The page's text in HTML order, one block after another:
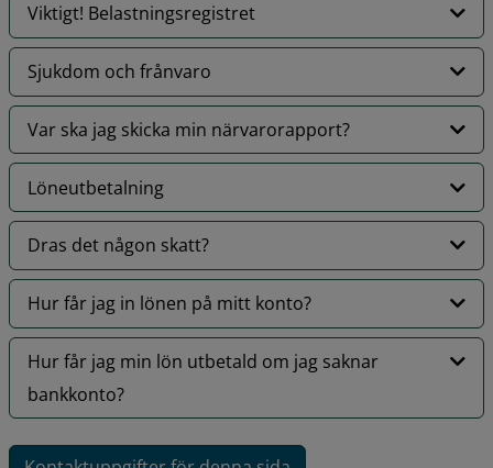
Viktigt! Belastningsregistret
Sjukdom och frånvaro
Var ska jag skicka min närvarorapport?
Löneutbetalning
Dras det någon skatt?
Hur får jag in lönen på mitt konto?
Hur får jag min lön utbetald om jag saknar
bankkonto?